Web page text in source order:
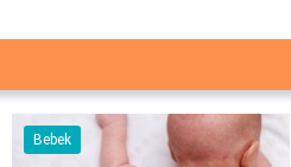
Bebek